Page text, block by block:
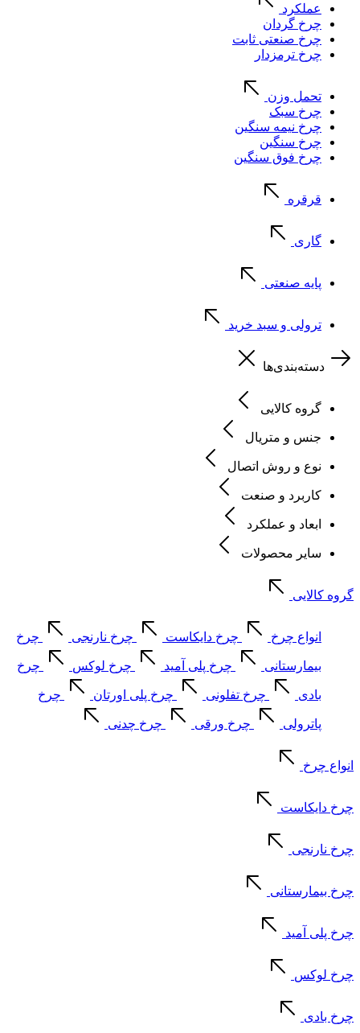
عملکرد
چرخ گردان
چرخ صنعتی ثابت
چرخ ترمزدار
تحمل وزن
چرخ سبک
چرخ نیمه سنگین
چرخ سنگین
چرخ فوق سنگین
قرقره
گاری
پایه صنعتی
ترولی و سبد خرید
دسته‌بندی‌ها
گروه کالایی
جنس و متریال
نوع و روش اتصال
کاربرد و صنعت
ابعاد و عملکرد
سایر محصولات
گروه کالایی
انواع چرخ چرخ دایکاست چرخ نارنجی چرخ
بیمارستانی چرخ پلی آمید چرخ لوکس چرخ
بادی چرخ تفلونی چرخ پلی اورتان چرخ
پاترولی چرخ ورقی چرخ چدنی
انواع چرخ
چرخ دایکاست
چرخ نارنجی
چرخ بیمارستانی
چرخ پلی آمید
چرخ لوکس
چرخ بادی